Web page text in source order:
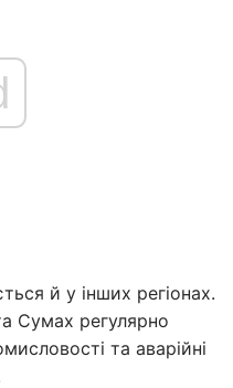
й у інших регіонах.
Сумах регулярно
та аварійні